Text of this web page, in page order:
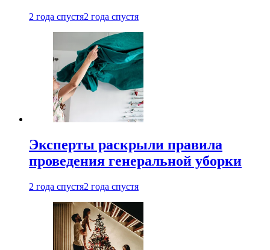
2 года спустя2 года спустя
Эксперты раскрыли правила
проведения генеральной уборки
2 года спустя2 года спустя